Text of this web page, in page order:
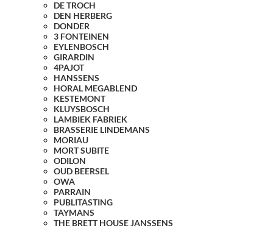
DE TROCH
DEN HERBERG
DONDER
3 FONTEINEN
EYLENBOSCH
GIRARDIN
4PAJOT
HANSSENS
HORAL MEGABLEND
KESTEMONT
KLUYSBOSCH
LAMBIEK FABRIEK
BRASSERIE LINDEMANS
MORIAU
MORT SUBITE
ODILON
OUD BEERSEL
OWA
PARRAIN
PUBLITASTING
TAYMANS
THE BRETT HOUSE JANSSENS